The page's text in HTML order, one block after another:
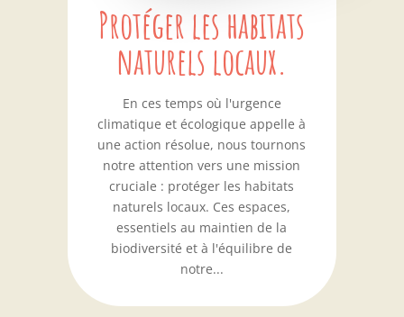
Protéger les habitats
naturels locaux.
En ces temps où l'urgence
climatique et écologique appelle à
une action résolue, nous tournons
notre attention vers une mission
cruciale : protéger les habitats
naturels locaux. Ces espaces,
essentiels au maintien de la
biodiversité et à l'équilibre de
notre...